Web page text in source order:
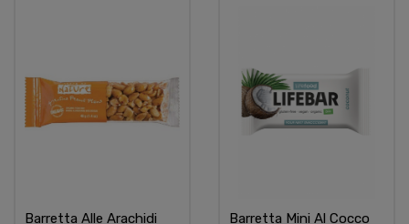
Barretta Alle Arachidi
Barretta Mini Al Cocco